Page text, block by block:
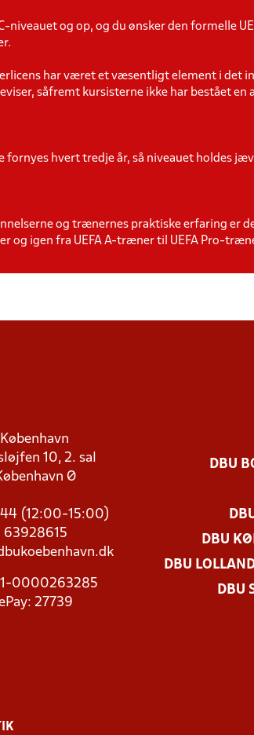
og op, og du ønsker den formelle
har været et væsentligt element i det
såfremt kursisterne ikke har bestået en
hvert tredje år, så niveauet holdes
og trænernes praktiske erfaring er
og igen fra UEFA A-træner til UEFA Pro-
København
10, 2. sal
Ø
(12:00-15:00)
63928615
0000263285
27739
DBU
DBU
DBU
DBU